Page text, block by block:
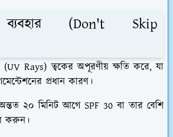
ব্যবহার (Don't Skip
(UV Rays) ত্বকের অপূরণীয় ক্ষতি করে, যা
প্রধান কারণ।
২০ মিনিট আগে SPF 30 বা তার বেশি
করুন।